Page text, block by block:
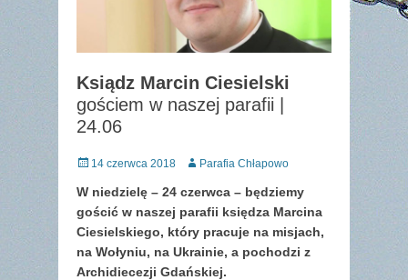
Ksiądz Marcin Ciesielski
gościem w naszej parafii |
24.06
Posted
14 czerwca 2018 Author
Parafia Chłapowo
W niedzielę – 24 czerwca – będziemy
gościć w naszej parafii księdza Marcina
Ciesielskiego, który pracuje na misjach,
na Wołyniu, na Ukrainie, a pochodzi z
Archidiecezji Gdańskiej.